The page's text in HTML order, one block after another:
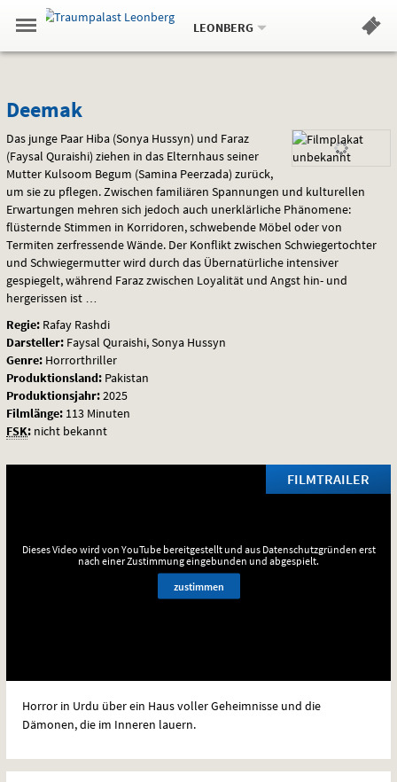
Springe
zum
,zum
.
Navigation
Gehe
zur
Standortauswahl
Standort:
LEONBERG.
Hinweis
Deemak
Deemak
Das junge Paar Hiba (Sonya Hussyn) und Faraz
(Faysal Quraishi) ziehen in das Elternhaus seiner
Mutter Kulsoom Begum (Samina Peerzada) zurück,
um sie zu pflegen. Zwischen familiären Spannungen und kulturellen
Erwartungen mehren sich jedoch auch unerklärliche Phänomene:
flüsternde Stimmen in Korridoren, schwebende Möbel oder von
Termiten zerfressende Wände. Der Konflikt zwischen Schwiegertochter
und Schwiegermutter wird durch das Übernatürliche intensiver
gespiegelt, während Faraz zwischen Loyalität und Angst hin- und
hergerissen ist …
Regie: Rafay Rashdi
Darsteller: Faysal Quraishi, Sonya Hussyn
Genre: Horrorthriller
Produktionsland: Pakistan
Produktionsjahr:2025
Filmlänge: 113 Minuten
FSK: nicht bekannt
FILMTRAILER
Dieses Video wird von YouTube bereitgestellt und aus Datenschutzgründen erst
nach einer Zustimmung eingebunden und abgespielt.
zustimmen
Horror in Urdu über ein Haus voller Geheimnisse und die
Dämonen, die im Inneren lauern.